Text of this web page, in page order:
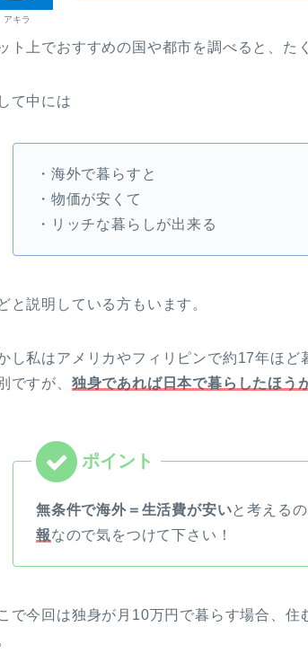
アキラ
ト上でおすすめの国や都市を調べると、た
て中には
・海外で暮らすと
・物価が安くて
・リッチな暮らしが出来る
と説明している方もいます。
し私はアメリカやフィリピンで約17年ほ
ですが、 独身であれば日本で暮らしたほう
無条件で海外＝生活費が安いと考えるの
報なので気をつけて下さい！
で今回は独身が月10万円で暮らす場合、